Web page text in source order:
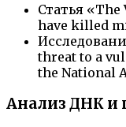
Статья
have killed
threat to a
the National
Анализ ДНК и